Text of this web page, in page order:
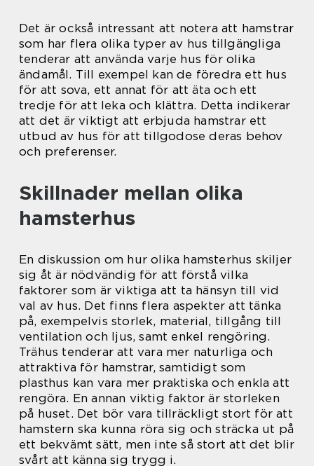
Det är också intressant att notera att hamstrar
som har flera olika typer av hus tillgängliga
tenderar att använda varje hus för olika
ändamål. Till exempel kan de föredra ett hus
för att sova, ett annat för att äta och ett
tredje för att leka och klättra. Detta indikerar
att det är viktigt att erbjuda hamstrar ett
utbud av hus för att tillgodose deras behov
och preferenser.
Skillnader mellan olika
hamsterhus
En diskussion om hur olika hamsterhus skiljer
sig åt är nödvändig för att förstå vilka
faktorer som är viktiga att ta hänsyn till vid
val av hus. Det finns flera aspekter att tänka
på, exempelvis storlek, material, tillgång till
ventilation och ljus, samt enkel rengöring.
Trähus tenderar att vara mer naturliga och
attraktiva för hamstrar, samtidigt som
plasthus kan vara mer praktiska och enkla att
rengöra. En annan viktig faktor är storleken
på huset. Det bör vara tillräckligt stort för att
hamstern ska kunna röra sig och sträcka ut på
ett bekvämt sätt, men inte så stort att det blir
svårt att känna sig trygg i.